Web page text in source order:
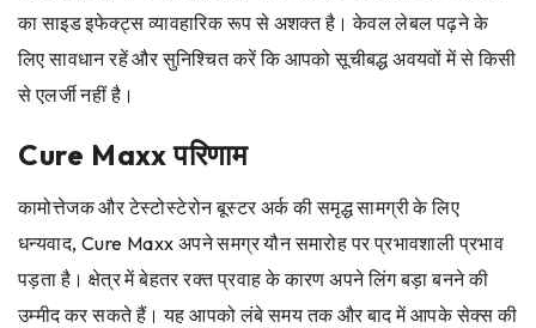
का साइड इफेक्ट्स व्यावहारिक रूप से अशक्त है। केवल लेबल पढ़ने के
लिए सावधान रहें और सुनिश्चित करें कि आपको सूचीबद्ध अवयवों में से किसी
से एलर्जी नहीं है।
Cure Maxx परिणाम
कामोत्तेजक और टेस्टोस्टेरोन बूस्टर अर्क की समृद्ध सामग्री के लिए
धन्यवाद, Cure Maxx अपने समग्र यौन समारोह पर प्रभावशाली प्रभाव
पड़ता है। क्षेत्र में बेहतर रक्त प्रवाह के कारण अपने लिंग बड़ा बनने की
उम्मीद कर सकते हैं। यह आपको लंबे समय तक और बाद में आपके सेक्स की